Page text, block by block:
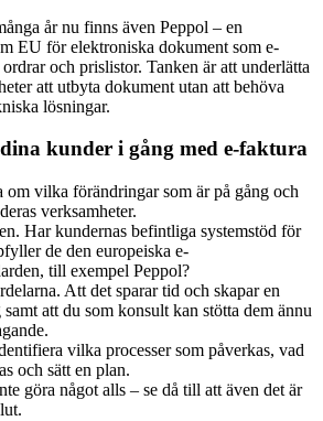
år nu finns även Peppol – en
EU för elektroniska dokument som e-
och prislistor. Tanken är att underlätta
att utbyta dokument utan att behöva
lösningar.
kunder i gång med e-faktura
om vilka förändringar som är på gång och
verksamheter.
Har kundernas befintliga systemstöd för
de den europeiska e-
till exempel Peppol?
Att det sparar tid och skapar en
att du som konsult kan stötta dem ännu
vilka processer som påverkas, vad
och sätt en plan.
göra något alls – se då till att även det är